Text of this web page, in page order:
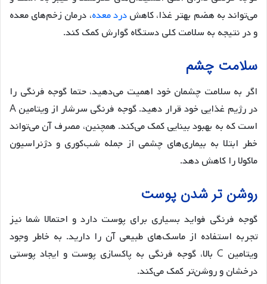
می‌تواند به هضم بهتر غذا، کاهشدرد معده، درمان زخم‌های معده
و در نتیجه به سلامت کلی دستگاه گوارش کمک کند.
سلامت چشم
اگر به سلامت چشمان خود اهمیت می‌دهید، حتما گوجه فرنگی را
در رژیم غذایی خود قرار دهید. گوجه فرنگی سرشار از ویتامین A
است که به بهبود بینایی کمک می‌کند. همچنین، مصرف آن می‌تواند
خطر ابتلا به بیماری‌های چشمی از جمله شب‌کوری و دژنراسیون
ماکولا را کاهش دهد.
روشن تر شدن پوست
گوجه فرنگی فواید بسیاری برای پوست دارد و احتمالا شما نیز
تجربه استفاده از ماسک‌های طبیعی آن را دارید. به خاطر وجود
ویتامین C بالا، گوجه فرنگی به پاکسازی پوست و ایجاد پوستی
درخشان و روشن‌تر کمک می‌کند.